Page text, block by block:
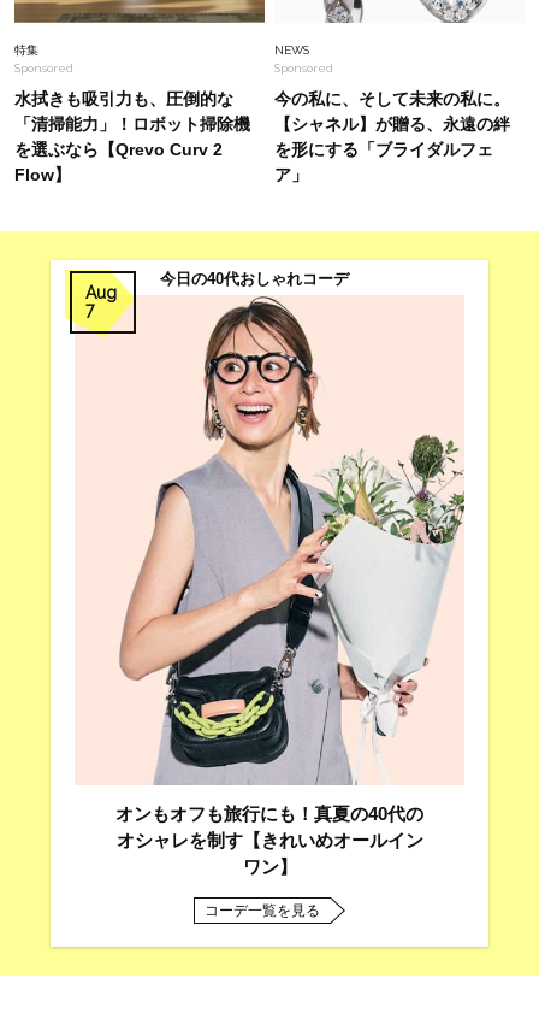
ワン】が流行中！スタッフが今欲しい名品
特集
Sponsored
水拭きも吸引力も、圧倒的な
「清掃能力」！ロボット掃除機
を選ぶなら【Qrevo Curv 2
Flow】
NEWS
Sponsored
今の私に、そして未来の私に。
【シャネル】が贈る、永遠の絆
を形にする「ブライダルフェ
ア」
Aug
7
今日の40代おしゃれコーデ
オンもオフも旅行にも！真夏の40代の
オシャレを制す【きれいめオールイン
ワン】
コーデ一覧を見る